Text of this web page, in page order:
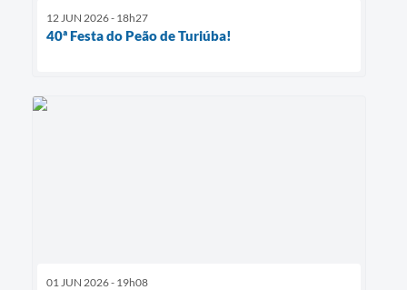
12 JUN 2026 - 18h27
40ª Festa do Peão de Turiúba!
01 JUN 2026 - 19h08